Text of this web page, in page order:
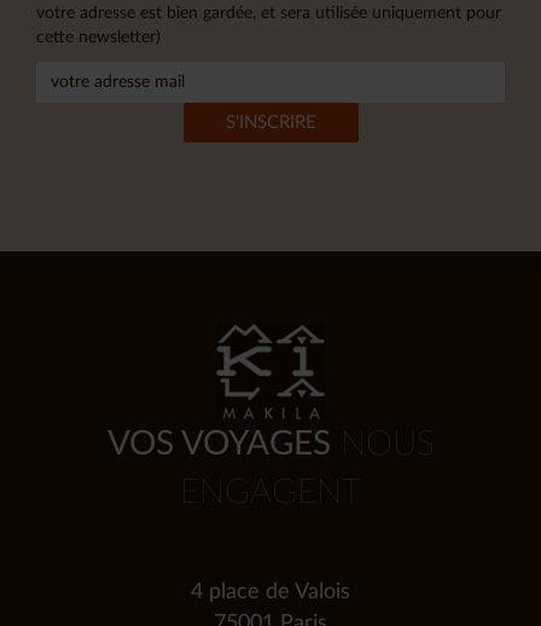
votre adresse est bien gardée, et sera utilisée uniquement pour
cette newsletter)
VOS VOYAGES NOUS
ENGAGENT
4 place de Valois